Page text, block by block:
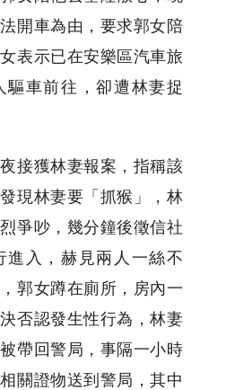
開車為由，要求郭女陪
表示已在安樂區汽車旅
驅車前往，卻遭林妻捉
接獲林妻報案，指稱該
現林妻要「抓猴」，林
爭吵，幾分鐘後徵信社
進入，赫見兩人一絲不
郭女蹲在廁所，房內一
否認發生性行為，林妻
帶回警局，事隔一小時
關證物送到警局，其中